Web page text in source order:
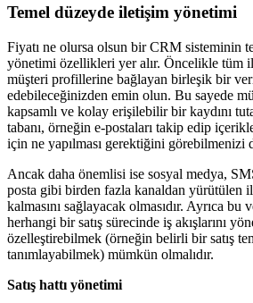
Temel düzeyde iletişim yönetimi
Fiyatı ne olursa olsun bir CRM sisteminin
yönetimi özellikleri yer alır. Öncelikle tüm
müşteri profillerine bağlayan birleşik bir
edebileceğinizden emin olun. Bu sayede
kapsamlı ve kolay erişilebilir bir kaydını
tabanı, örneğin e-postaları takip edip
için ne yapılması gerektiğini görebilmenizi
Ancak daha önemlisi ise sosyal medya,
posta gibi birden fazla kanaldan yürütülen
kalmasını sağlayacak olmasıdır. Ayrıca bu
herhangi bir satış sürecinde iş akışlarını
özelleştirebilmek (örneğin belirli bir satış
tanımlayabilmek) mümkün olmalıdır.
Satış hattı yönetimi